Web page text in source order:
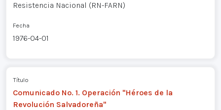
Resistencia Nacional (RN-FARN)
Fecha
1976-04-01
Título
Comunicado No. 1. Operación "Héroes de la
Revolución Salvadoreña"